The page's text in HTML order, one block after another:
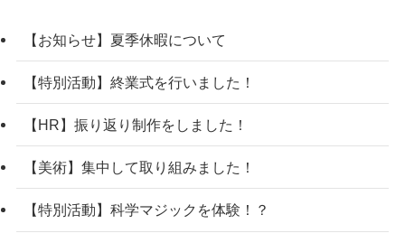
【お知らせ】夏季休暇について
【特別活動】終業式を行いました！
【HR】振り返り制作をしました！
【美術】集中して取り組みました！
【特別活動】科学マジックを体験！？